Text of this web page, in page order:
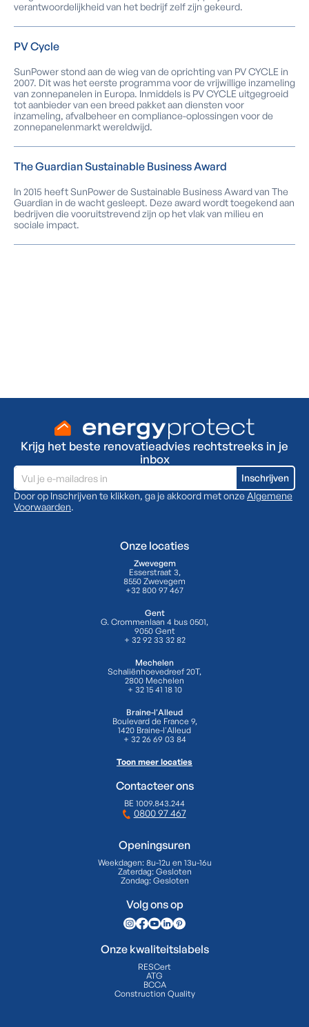
verantwoordelijkheid van het bedrijf zelf zijn gekeurd.
PV Cycle
SunPower stond aan de wieg van de oprichting van PV CYCLE in
2007. Dit was het eerste programma voor de vrijwillige inzameling
van zonnepanelen in Europa. Inmiddels is PV CYCLE uitgegroeid
tot aanbieder van een breed pakket aan diensten voor
inzameling, afvalbeheer en compliance-oplossingen voor de
zonnepanelenmarkt wereldwijd.
The Guardian Sustainable Business Award
In 2015 heeft SunPower de Sustainable Business Award van The
Guardian in de wacht gesleept. Deze award wordt toegekend aan
bedrijven die vooruitstrevend zijn op het vlak van milieu en
sociale impact.
Krijg het beste renovatieadvies rechtstreeks in je
inbox
Door op Inschrijven te klikken, ga je akkoord met onze Algemene
Voorwaarden.
Onze locaties
Zwevegem
Esserstraat 3,
8550 Zwevegem
+32 800 97 467
Gent
G. Crommenlaan 4 bus 0501,
9050 Gent
+ 32 92 33 32 82
Mechelen
Schaliënhoevedreef 20T,
2800 Mechelen
+ 32 15 41 18 10
Braine-l'Alleud
Boulevard de France 9,
1420 Braine-l'Alleud
+ 32 26 69 03 84
Toon meer locaties
Contacteer ons
BE 1009.843.244
0800 97 467
Openingsuren
Weekdagen: 8u-12u en 13u-16u
Zaterdag: Gesloten
Zondag: Gesloten
Volg ons op
Onze kwaliteitslabels
RESCert
ATG
BCCA
Construction Quality